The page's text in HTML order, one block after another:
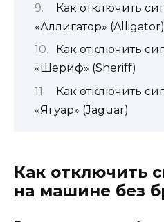
Как отключить
«Аллигатор» (Alligator)
Как отключить
«Шериф» (Sheriff)
Как отключить
«Ягуар» (Jaguar)
Как отключить
на машине без